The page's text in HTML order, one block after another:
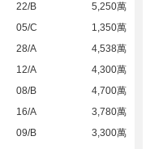
22/B
5,250萬
05/C
1,350萬
28/A
4,538萬
12/A
4,300萬
08/B
4,700萬
16/A
3,780萬
09/B
3,300萬